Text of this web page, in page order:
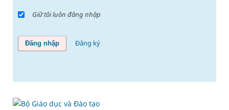
Giữ tôi luôn đăng nhập
Đăng nhập Đăng ký